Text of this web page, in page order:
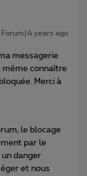
years ago
messagerie
même connaître
Merci à
le blocage
par le
un danger
et nous